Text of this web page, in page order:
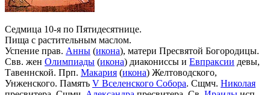
Седмица 10-я по Пятидесятнице.
Пища с растительным маслом.
Успение прав. Анны (икона), матери Пресвятой Богородицы.
Свв. жен Олимпиады (икона) диакониссы и Евпраксии девы,
Тавеннской. Прп. Макария (икона) Желтоводского,
Унженского. Память V Вселенского Собора. Сщмч. Николая